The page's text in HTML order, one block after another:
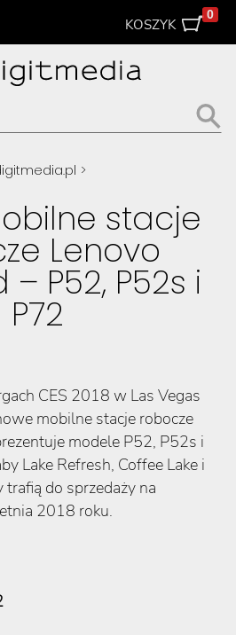
KOSZYK
0
>
stacje
Lenovo
– P52, P52s i
P72
CES 2018 w Las Vegas
mobilne stacje robocze
modele P52, P52s i
Lake Refresh, Coffee Lake i
trafią do sprzedaży na
2018 roku.